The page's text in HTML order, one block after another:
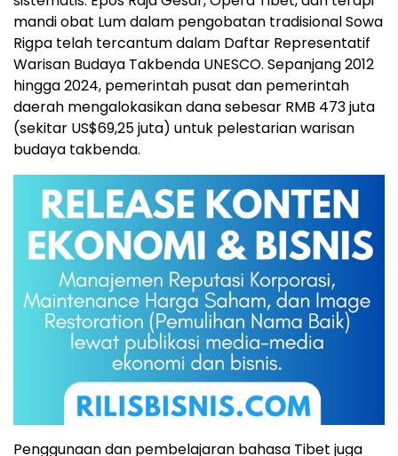
mandi obat Lum dalam pengobatan tradisional Sowa
Rigpa telah tercantum dalam Daftar Representatif
Warisan Budaya Takbenda UNESCO. Sepanjang 2012
hingga 2024, pemerintah pusat dan pemerintah
daerah mengalokasikan dana sebesar RMB 473 juta
(sekitar US$69,25 juta) untuk pelestarian warisan
budaya takbenda.
Penggunaan dan pembelajaran bahasa Tibet juga